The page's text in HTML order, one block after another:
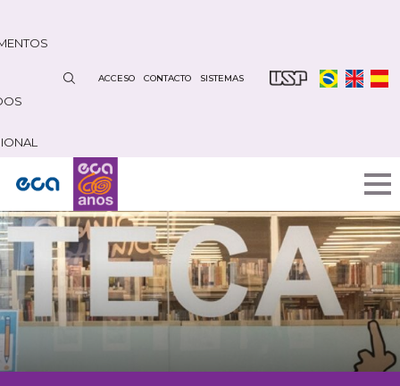
contenido
ACCESO CONTACTO SISTEMAS